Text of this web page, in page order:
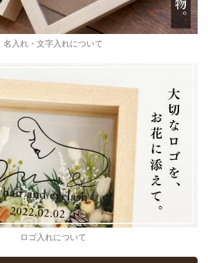
名入れ・文字入れについて
ロゴ入れについて